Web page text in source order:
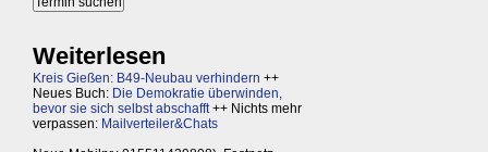
Weiterlesen
Kreis Gießen: B49-Neubau verhindern ++
Neues Buch: Die Demokratie überwinden,
bevor sie sich selbst abschafft++ Nichts mehr
verpassen: Mailverteiler&Chats